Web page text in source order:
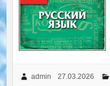
admin 27.03.2026